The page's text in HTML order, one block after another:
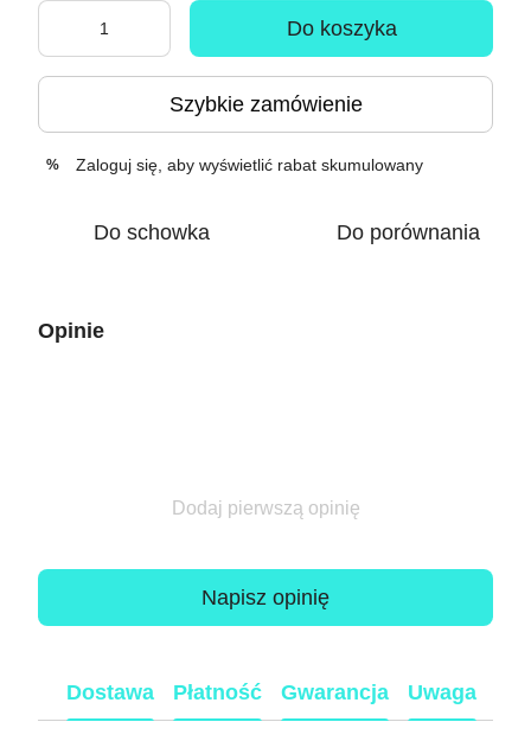
Do koszyka
Szybkie zamówienie
% Zaloguj się , aby wyświetlić rabat skumulowany
Do schowka Do porównania
Opinie
Dodaj pierwszą opinię
Napisz opinię
Dostawa Płatność Gwarancja Uwaga